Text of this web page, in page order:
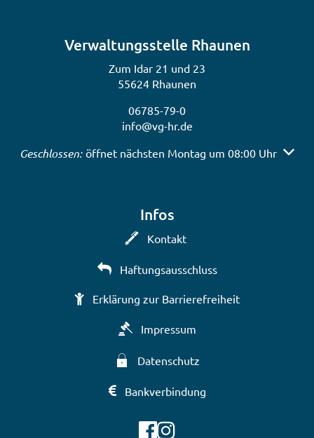
Verwaltungsstelle Rhaunen
Zum Idar 21 und 23
55624 Rhaunen
06785-79-0
info@vg-hr.de
Klicken, um weitere Öffnungs- oder Schließzeiten
Geschlossen: öffnet nächsten Montag um 08:00 Uhr
Infos
Kontakt
Haftungsausschluss
Erklärung zur Barrierefreiheit
Impressum
Datenschutz
Bankverbindung